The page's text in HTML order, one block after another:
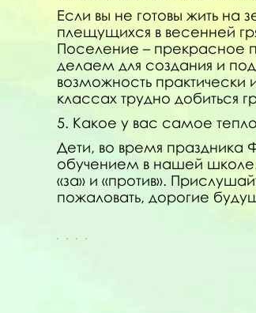
Если вы не готовы жить на
плещущихся в весенней
Поселение – прекрасное
делаем для создания и
возможность практически
классах трудно добиться
5. Какое у вас самое
Дети, во время
обучением в нашей
«за» и «против».
пожаловать, дорогие